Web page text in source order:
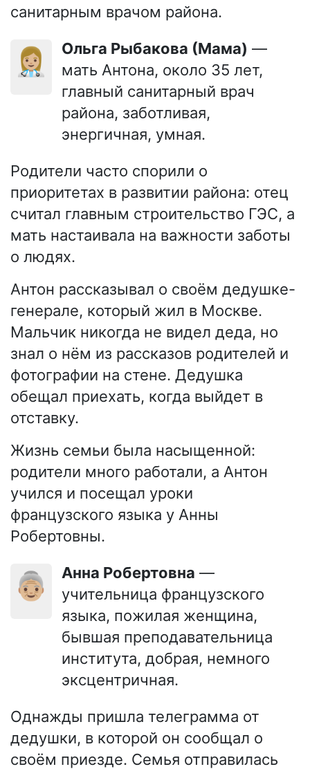
санитарным врачом района.
👩🏼‍⚕️ Ольга Рыбакова (Мама) —
мать Антона, около 35 лет,
главный санитарный врач
района, заботливая,
энергичная, умная.
Родители часто спорили о
приоритетах в развитии района: отец
считал главным строительство ГЭС, а
мать настаивала на важности заботы
о людях.
Антон рассказывал о своём дедушке-
генерале, который жил в Москве.
Мальчик никогда не видел деда, но
знал о нём из рассказов родителей и
фотографии на стене. Дедушка
обещал приехать, когда выйдет в
отставку.
Жизнь семьи была насыщенной:
родители много работали, а Антон
учился и посещал уроки
французского языка у Анны
Робертовны.
👵🏼 Анна Робертовна —
учительница французского
языка, пожилая женщина,
бывшая преподавательница
института, добрая, немного
эксцентричная.
Однажды пришла телеграмма от
дедушки, в которой он сообщал о
своём приезде. Семья отправилась